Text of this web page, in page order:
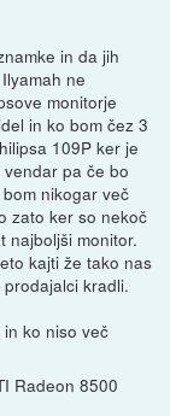
in da jih
ne
monitorje
in ko bom čez 3
109P ker je
pa če bo
nikogar več
zato ker so nekoč
najboljši monitor.
kajti že tako nas
kradli.
ko niso več
Radeon 8500